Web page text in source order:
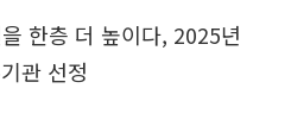
한층 더 높이다, 2025년
관 선정